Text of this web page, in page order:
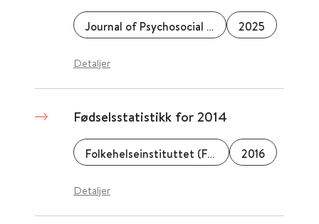
Journal of Psychosocial Oncology 2025
Detaljer
Fødselsstatistikk for 2014
Folkehelseinstituttet (FHI) 2016
Detaljer